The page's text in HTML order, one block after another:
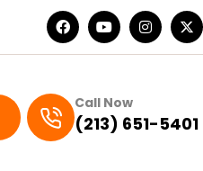
Call Now
(213) 651-5401